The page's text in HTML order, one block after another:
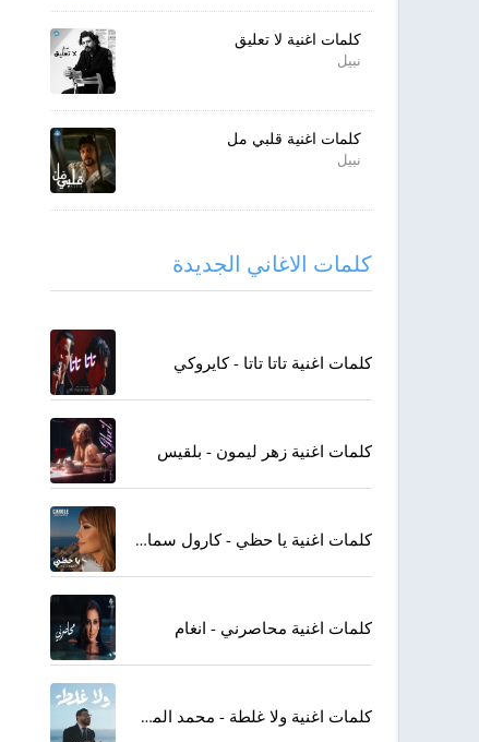
كلمات اغنية لا تعليق
نبيل
كلمات اغنية قلبي مل
نبيل
كلمات الاغاني الجديدة
كلمات اغنية تاتا تاتا - كايروكي
كلمات اغنية زهر ليمون - بلقيس
كلمات اغنية يا حظي - كارول سماحة
كلمات اغنية محاصرني - انغام
كلمات اغنية ولا غلطة - محمد المجذوب